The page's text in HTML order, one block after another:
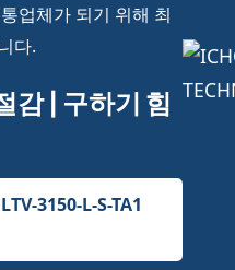
업체가 되기 위해 최
다.
감 | 구하기 힘
3150-L-S-TA1